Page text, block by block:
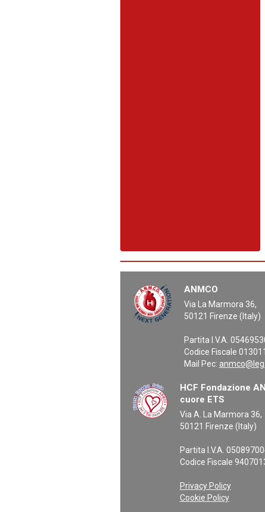
ANMCO
Via La Marmora 36,
50121 Firenze (Italy)
Partita I.V.A.
Codice Fiscale
Mail Pec:
HCF Fondazione
cuore ETS
Via A. La Marmora 36,
50121 Firenze (Italy)
Partita I.V.A.
Codice Fiscale
Privacy Policy
Cookie Policy